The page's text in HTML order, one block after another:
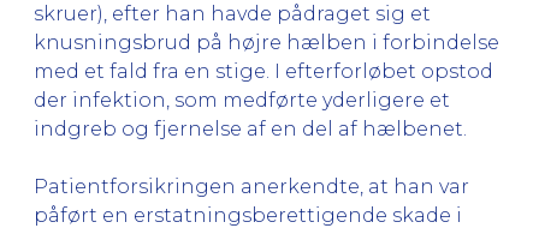
skruer), efter han havde pådraget sig et
knusningsbrud på højre hælben i forbindelse
med et fald fra en stige. I efterforløbet opstod
der infektion, som medførte yderligere et
indgreb og fjernelse af en del af hælbenet.
Patientforsikringen anerkendte, at han var
påført en erstatningsberettigende skade i